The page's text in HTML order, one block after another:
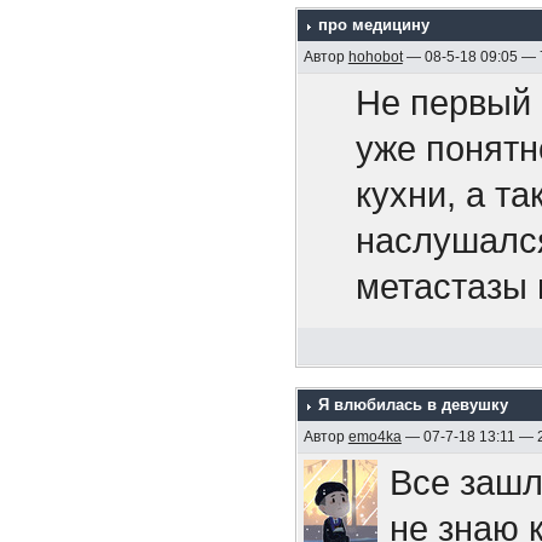
105-мм
После
четыре
был
двойную, с
правом
случаев
Припев.
И если
то не
себе мы
своей
Припев.
https://
-
и входят в
Боюсь,
поэтому
парте.
про медицину
Автор hohobot— 08-5-18 09:05 —
Не первый
уже
кухни, а
метастазы
У меня
ему
Я влюбилась в девушку
Автор emo4ka— 07-7-18 13:11 —
Все
не знаю